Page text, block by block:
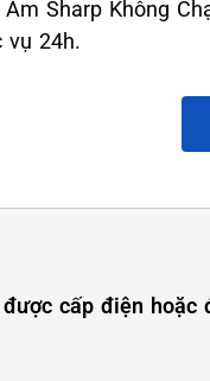
Sharp Không
vụ 24h.
cấp điện hoặc